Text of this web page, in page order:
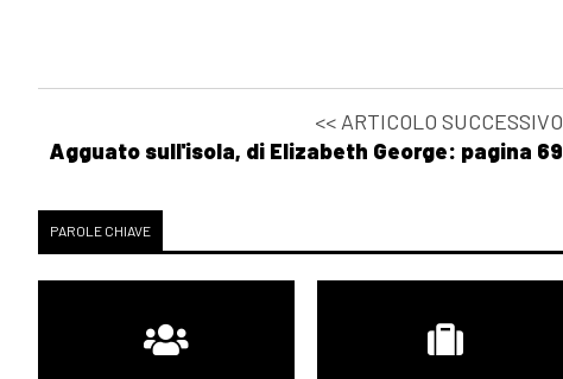
<< ARTICOLO SUCCESSIVO
Agguato sull'isola, di Elizabeth George: pagina 69
PAROLE CHIAVE